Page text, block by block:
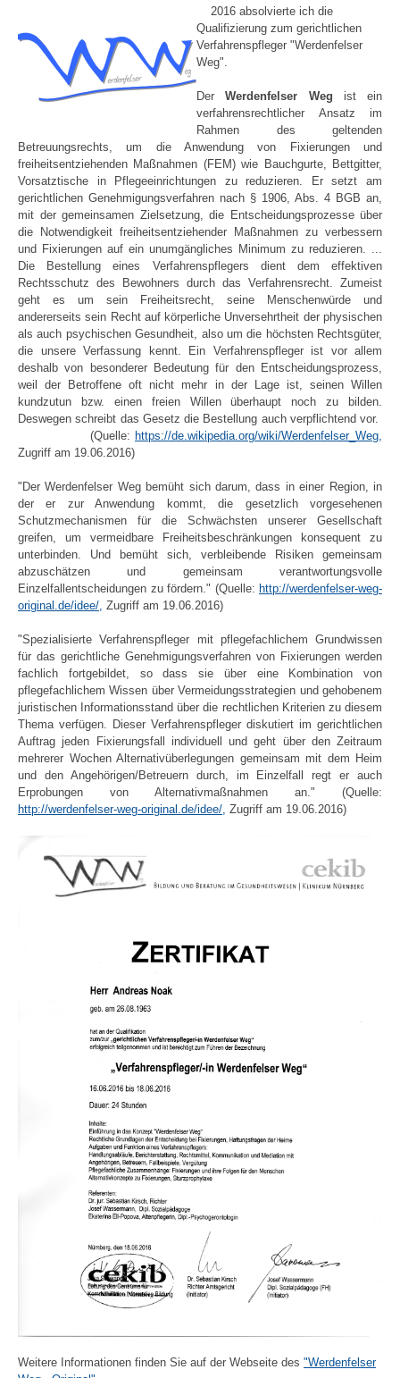
2016 absolvierte ich die
Qualifizierung zum gerichtlichen
Verfahrenspfleger "Werdenfelser
Weg".
DerWerdenfelser Weg ist ein
verfahrensrechtlicher Ansatz im
Rahmen des geltenden
Betreuungsrechts, um die Anwendung von Fixierungen und
freiheitsentziehenden Maßnahmen (FEM) wie Bauchgurte, Bettgitter,
Vorsatztische in Pflegeeinrichtungen zu reduzieren. Er setzt am
gerichtlichen Genehmigungsverfahren nach § 1906, Abs. 4 BGB an,
mit der gemeinsamen Zielsetzung, die Entscheidungsprozesse über
die Notwendigkeit freiheitsentziehender Maßnahmen zu verbessern
und Fixierungen auf ein unumgängliches Minimum zu reduzieren. ...
Die Bestellung eines Verfahrenspflegers dient dem effektiven
Rechtsschutz des Bewohners durch das Verfahrensrecht. Zumeist
geht es um sein Freiheitsrecht, seine Menschenwürde und
andererseits sein Recht auf körperliche Unversehrtheit der physischen
als auch psychischen Gesundheit, also um die höchsten Rechtsgüter,
die unsere Verfassung kennt. Ein Verfahrenspfleger ist vor allem
deshalb von besonderer Bedeutung für den Entscheidungsprozess,
weil der Betroffene oft nicht mehr in der Lage ist, seinen Willen
kundzutun bzw. einen freien Willen überhaupt noch zu bilden.
Deswegen schreibt das Gesetz die Bestellung auch verpflichtend vor.
(Quelle: https://de.wikipedia.org/wiki/Werdenfelser_Weg,
Zugriff am 19.06.2016)
"Der Werdenfelser Weg bemüht sich darum, dass in einer Region, in
der er zur Anwendung kommt, die gesetzlich vorgesehenen
Schutzmechanismen für die Schwächsten unserer Gesellschaft
greifen, um vermeidbare Freiheitsbeschränkungen konsequent zu
unterbinden. Und bemüht sich, verbleibende Risiken gemeinsam
abzuschätzen und gemeinsam verantwortungsvolle
Einzelfallentscheidungen zu fördern." (Quelle: http://werdenfelser-weg-
original.de/idee/, Zugriff am 19.06.2016)
"Spezialisierte Verfahrenspfleger mit pflegefachlichem Grundwissen
für das gerichtliche Genehmigungsverfahren von Fixierungen werden
fachlich fortgebildet, so dass sie über eine Kombination von
pflegefachlichem Wissen über Vermeidungsstrategien und gehobenem
juristischen Informationsstand über die rechtlichen Kriterien zu diesem
Thema verfügen. Dieser Verfahrenspfleger diskutiert im gerichtlichen
Auftrag jeden Fixierungsfall individuell und geht über den Zeitraum
mehrerer Wochen Alternativüberlegungen gemeinsam mit dem Heim
und den Angehörigen/Betreuern durch, im Einzelfall regt er auch
Erprobungen von Alternativmaßnahmen an." (Quelle:
http://werdenfelser-weg-original.de/idee/, Zugriff am 19.06.2016)
Weitere Informationen finden Sie auf der Webseite des "Werdenfelser